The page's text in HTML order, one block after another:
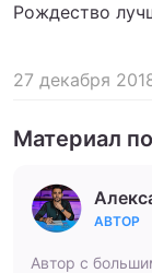
Рождество
27 декабря
Материал
АВТОР
Автор с